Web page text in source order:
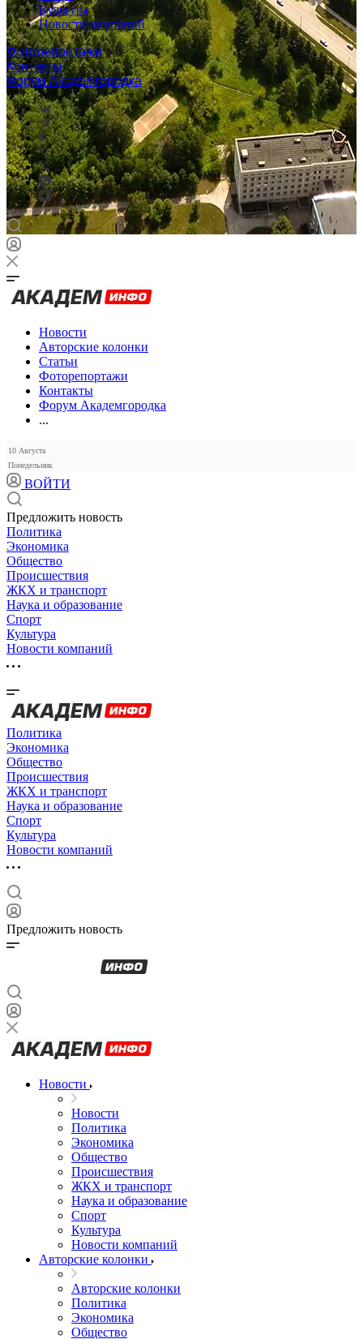
Культура
Новости компаний
Фоторепортажи
Контакты
Форум Академгородка
Новости
Авторские колонки
Статьи
Фоторепортажи
Контакты
Форум Академгородка
...
10 Августа
Понедельник
ВОЙТИ
Предложить новость
Политика
Экономика
Общество
Происшествия
ЖКХ и транспорт
Наука и образование
Спорт
Культура
Новости компаний
Политика
Экономика
Общество
Происшествия
ЖКХ и транспорт
Наука и образование
Спорт
Культура
Новости компаний
Предложить новость
Новости
Новости
Политика
Экономика
Общество
Происшествия
ЖКХ и транспорт
Наука и образование
Спорт
Культура
Новости компаний
Авторские колонки
Авторские колонки
Политика
Экономика
Общество